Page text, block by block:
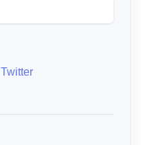
Twitter